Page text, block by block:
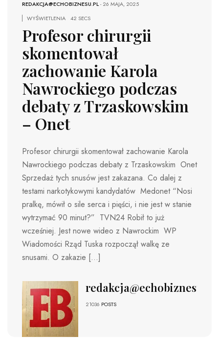
REDAKCJA@ECHOBIZNESU.PL-26 MAJA, 2025
WYŚWIETLENIA
42 SECS
Profesor chirurgii
skomentował
zachowanie Karola
Nawrockiego podczas
debaty z Trzaskowskim
– Onet
Profesor chirurgii skomentował zachowanie Karola
Nawrockiego podczas debaty z Trzaskowskim Onet
Sprzedaż tych snusów jest zakazana. Co dalej z
testami narkotykowymi kandydatów Medonet “Nosi
pralkę, mówił o sile serca i pięści, i nie jest w stanie
wytrzymać 90 minut?” TVN24 Robił to już
wcześniej. Jest nowe wideo z Nawrockim WP
Wiadomości Rząd Tuska rozpoczął walkę ze
snusami. O zakazie […]
redakcja@echobiznesu.pl
21036 POSTS